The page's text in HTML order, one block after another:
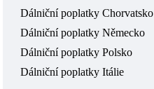
Dálniční poplatky Chorvatsko
Dálniční poplatky Německo
Dálniční poplatky Polsko
Dálniční poplatky Itálie